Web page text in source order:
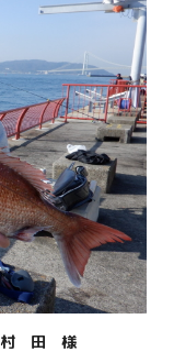
村 田 様